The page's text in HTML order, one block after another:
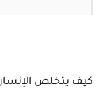
كيف يتخلص